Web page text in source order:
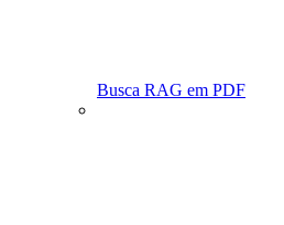
Busca RAG em PDF